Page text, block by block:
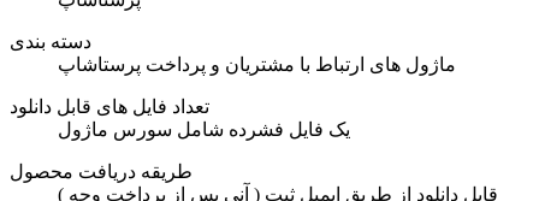
دسته بندی
ماژول های ارتباط با مشتریان و پرداخت پرستاشاپ
تعداد فایل های قابل دانلود
یک فایل فشرده شامل سورس ماژول
طریقه دریافت محصول
( آنی پس از پرداخت وجه ) قابل دانلود از طریق ایمیل ثبت